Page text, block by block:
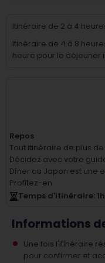
Itinéraire de 2 à 4
Itinéraire de 4 à 8
heure pour le déjeuner
Repos
Tout itinéraire de plus
Décidez avec votre
Dîner au Japon est une
Profitez-en
Temps d'itinéraire: 1h
Informations
Une fois l'itinéraire
pour confirmer et